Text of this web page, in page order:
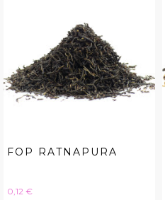
FOP RATNAPURA
Hinta
0,12 €